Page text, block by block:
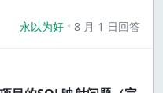
永以为好 8 月 1 日回答